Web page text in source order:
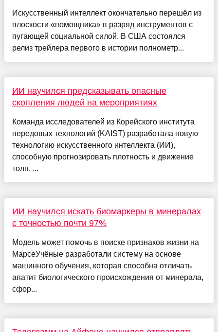
Искусственный интеллект окончательно перешёл из
плоскости «помощника» в разряд инструментов с
пугающей социальной силой. В США состоялся
релиз трейлера первого в истории полнометр...
ИИ научился предсказывать опасные
скопления людей на мероприятиях
Команда исследователей из Корейского института
передовых технологий (KAIST) разработала новую
технологию искусственного интеллекта (ИИ),
способную прогнозировать плотность и движение
толп. ...
ИИ научился искать биомаркеры в минералах
с точностью почти 97%
Модель может помочь в поиске признаков жизни на
МарсеУчёные разработали систему на основе
машинного обучения, которая способна отличать
апатит биологического происхождения от минерала,
сфор...